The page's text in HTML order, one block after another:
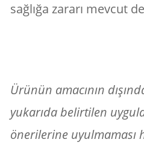
sağlığa zararı mevcut
Ürünün amacının
yukarıda belirtilen
önerilerine uyulmaması